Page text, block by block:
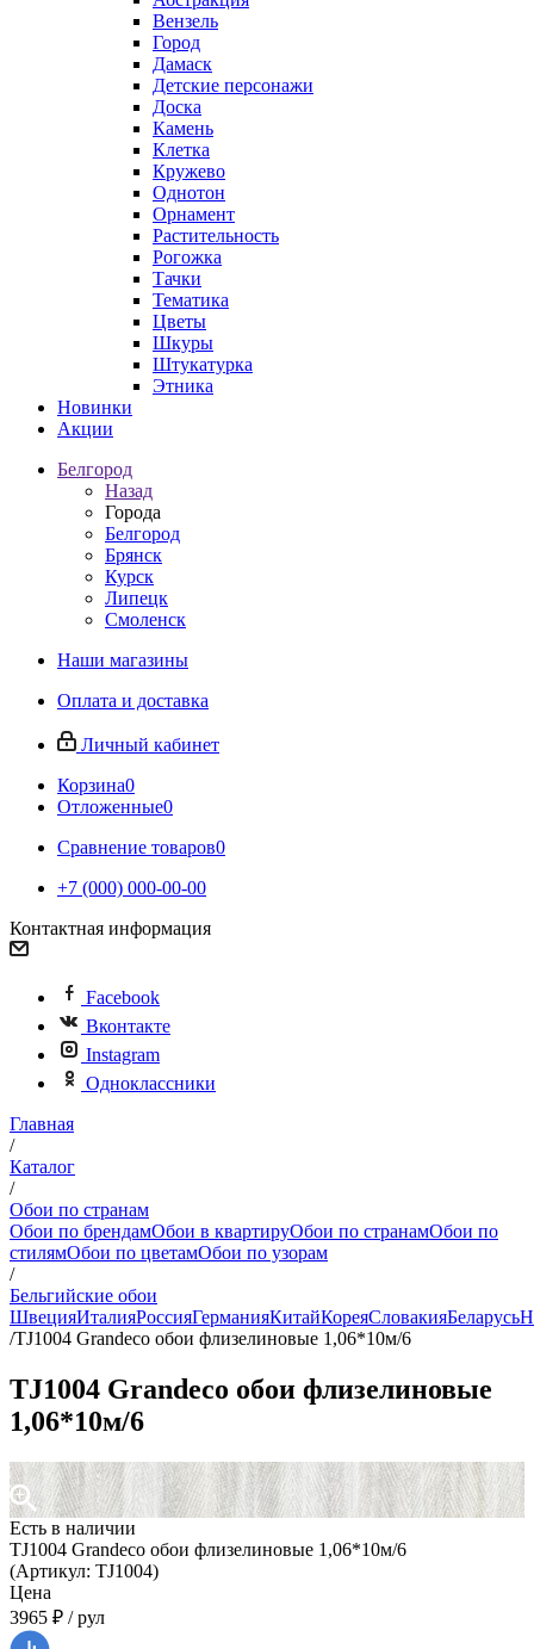
Вензель
Город
Дамаск
Детские персонажи
Доска
Камень
Клетка
Кружево
Однотон
Орнамент
Растительность
Рогожка
Тачки
Тематика
Цветы
Шкуры
Штукатурка
Этника
Новинки
Акции
Белгород
Назад
Города
Белгород
Брянск
Курск
Липецк
Смоленск
Наши магазины
Оплата и доставка
Личный кабинет
Корзина0
Отложенные0
Сравнение товаров0
+7 (000) 000-00-00
Контактная информация
Facebook
Вконтакте
Instagram
Одноклассники
Главная
/
Каталог
/
Обои по странам
Обои по брендамОбои в квартируОбои по странамОбои по
стилямОбои по цветамОбои по узорам
/
Бельгийские обои
ШвецияИталияРоссияГерманияКитайКореяСловакияБеларусь
/TJ1004 Grandeco обои флизелиновые 1,06*10м/6
TJ1004 Grandeco обои флизелиновые
1,06*10м/6
Есть в наличии
TJ1004 Grandeco обои флизелиновые 1,06*10м/6
(Артикул: TJ1004)
Цена
3965 ₽ / рул